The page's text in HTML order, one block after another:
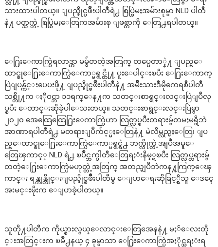
သားထားပါတယ္။ ျပည္ခိုင္ၿဖိဳးပါတီရဲ႕ စြပ္စြဲမႈအမ်ားစုမွာ NLD ပါတီ
နဲ႔ ပတ္သက္တဲ့ စြပ္စြဲမႈေတြကအမ်ားစု ျဖစ္တာကို ေတြ႕ရပါတယ္။
ေ႐ြးေကာက္ပြဲရလာဒ္ဟာ မမွ်တတဲ့အတြက္ တပ္မေတာ္နဲ႔ ျပည္ေ
ထာင္စုေ႐ြးေကာက္ပြဲေကာ္မရွင္တို႔ ပူးေပါင္းၿပီး ေ႐ြးေကာက္
ပြဲျပန္က်င္းပေပးဖို႔ ျပည္ခိုင္ၿဖိဳးပါတီနဲ႔ အမ်ိဳးသားဒီမိုကေရစီပါတီ
သစ္တို႔က ႏိုဝင္ဘာ ၁၁ရက္ေန႔က သတင္းစာရွင္းလင္းပြဲျပဳလု
ပ္ၿပီး ေတာင္းဆိုခဲ့ပါေသးတယ္။ သတင္းစာရွင္းလင္းပြဲမွာ
၂၀၂၀ အေထြေထြေ႐ြးေကာက္ပြဲဟာ လြတ္လပ္ၿပီးတရားမွ်တမႈမရွိဘဲ
အာဏာရပါတီရဲ႕ မတရားျပဳက်င့္မႈေတြနဲ႔ မဲလိမ္လည္မႈေတြ၊ ျပ
ည္ေထာင္စုေ႐ြးေကာက္ပြဲေကာ္မရွင္ရဲ႕ ဘက္လိုက္တဲ့အျပဳအမူေ
တြေၾကာင့္ NLD ရဲ႕ ၿပိဳင္ဘက္ပါတီေတြရႈံးနိမ့္ရၿပီး လြတ္လပ္တရားမွ်
တတဲ့ေ႐ြးေကာက္ပြဲမဟုတ္တဲ့အတြက္ အတည္မျပဳဘဲကန႔္ကြက္ေၾ
ကာင္း ရန္ကုန္တိုင္းျပည္ခိုင္ၿဖိဳးပါတီမွ ေျပာေရးဆိုခြင့္ရွိသူ ေဒၚေ
အးမင္းမိုးက ေျပာခဲ့ပါတယ္။
သူတို႔ပါတီက ကိုယ္စားလွယ္ေလာင္းေတြအေနနဲ႔ မႏၲေလးတို
င္းအတြင္းက ၿမိဳ႕နယ္ ၄ ခုမွာသာ ေ႐ြးေကာက္ပြဲအႏိုင္အရႈံးရ